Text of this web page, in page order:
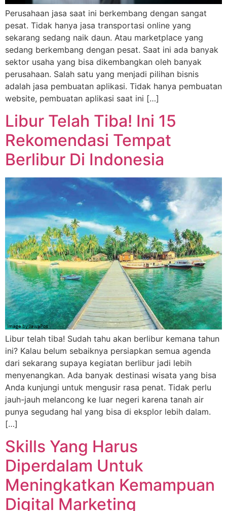
Perusahaan jasa saat ini berkembang dengan sangat
pesat. Tidak hanya jasa transportasi online yang
sekarang sedang naik daun. Atau marketplace yang
sedang berkembang dengan pesat. Saat ini ada banyak
sektor usaha yang bisa dikembangkan oleh banyak
perusahaan. Salah satu yang menjadi pilihan bisnis
adalah jasa pembuatan aplikasi. Tidak hanya pembuatan
website, pembuatan aplikasi saat ini […]
Libur Telah Tiba! Ini 15
Rekomendasi Tempat
Berlibur Di Indonesia
Libur telah tiba! Sudah tahu akan berlibur kemana tahun
ini? Kalau belum sebaiknya persiapkan semua agenda
dari sekarang supaya kegiatan berlibur jadi lebih
menyenangkan. Ada banyak destinasi wisata yang bisa
Anda kunjungi untuk mengusir rasa penat. Tidak perlu
jauh-jauh melancong ke luar negeri karena tanah air
punya segudang hal yang bisa di eksplor lebih dalam.
[…]
Skills Yang Harus
Diperdalam Untuk
Meningkatkan Kemampuan
Digital Marketing